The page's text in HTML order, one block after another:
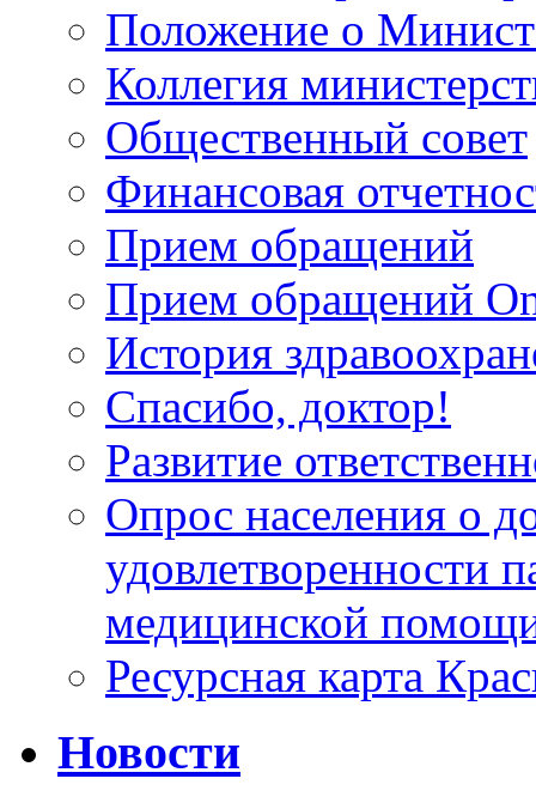
Положение о
Коллегия
Общественный совет
Финансовая
Прием обращений
Прием обращений
История
Спасибо, доктор!
Развитие
Опрос населения о
удовлетворенности
медицинской
Ресурсная карта
Новости